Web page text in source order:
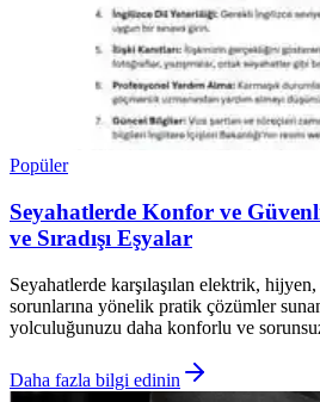
Popüler
Seyahatlerde Konfor ve
ve Sıradışı Eşyalar
Seyahatlerde karşılaşılan elektrik,
sorunlarına yönelik pratik çözümler sunan
yolculuğunuzu daha konforlu ve
Daha fazla bilgi edinin